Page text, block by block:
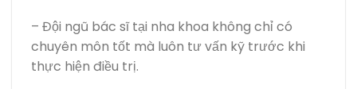
– Đội ngũ bác sĩ tại nha khoa không chỉ có
chuyên môn tốt mà luôn tư vấn kỹ trước khi
thực hiện điều trị.